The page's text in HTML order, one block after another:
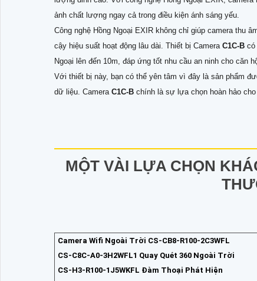
ảnh chất lượng ngay cả trong điều kiện ánh sáng yếu.
Công nghệ Hồng Ngoại EXIR không chỉ giúp camera thu
cậy hiệu suất hoạt động lâu dài. Thiết bị Camera C1C-B có
Ngoại lên đến 10m, đáp ứng tốt nhu cầu an ninh cho căn
Với thiết bị này, bạn có thể yên tâm vì đây là sản phẩm
dữ liệu. Camera C1C-B chính là sự lựa chọn hoàn hảo
MỘT VÀI LỰA CHỌN
Camera Wifi Ngoài Trời CS-CB8-R100-2C3WFL
CS-C8C-A0-3H2WFL1 Quay Quét 360 Ngoài Trời
CS-H3-R100-1J5WKFL Đàm Thoại Phát Hiện